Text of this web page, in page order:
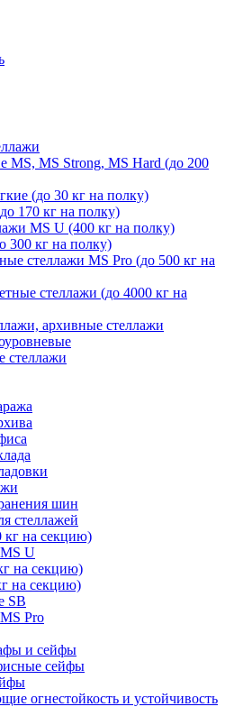
MS, MS Strong, MS Hard (до 200
(до 30 кг на полку)
170 кг на полку)
MS U (400 кг на полку)
300 кг на полку)
стеллажи MS Pro (до 500 кг на
стеллажи (до 4000 кг на
архивные стеллажи
стеллажи
шин
стеллажей
кг на секцию)
U
на секцию)
на секцию)
SB
Pro
и сейфы
сейфы
огнестойкость и устойчивость